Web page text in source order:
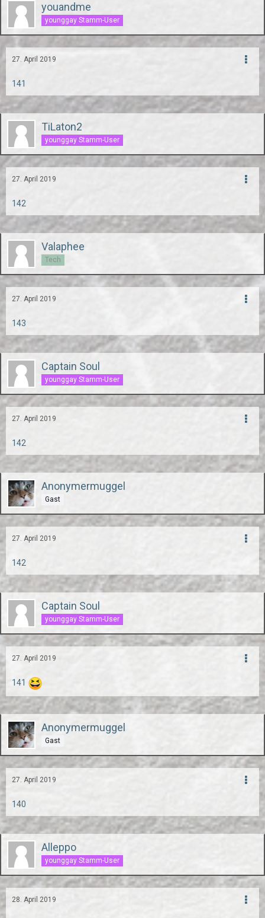
youandme
younggay Stamm-User
27. April 2019
141
TiLaton2
younggay Stamm-User
27. April 2019
142
Valaphee
Tech
27. April 2019
143
Captain Soul
younggay Stamm-User
27. April 2019
142
Anonymermuggel
Gast
27. April 2019
142
Captain Soul
younggay Stamm-User
27. April 2019
141
Anonymermuggel
Gast
27. April 2019
140
Alleppo
younggay Stamm-User
28. April 2019